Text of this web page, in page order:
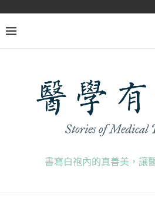
書寫白袍內的真善美，讓